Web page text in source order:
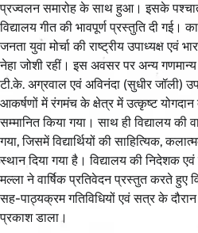
प्रज्वलन समारोह के साथ हुआ। इसके पश्चात
विद्यालय गीत की भावपूर्ण प्रस्तुति दी गई।
जनता युवा मोर्चा की राष्ट्रीय उपाध्यक्ष एवं
नेहा जोशी रहीं। इस अवसर पर अन्य
टी.के. अग्रवाल एवं अविनंदा (सुधीर जॉली)
आकर्षणों में रंगमंच के क्षेत्र में उत्कृष्ट योगदान
सम्मानित किया गया। साथ ही विद्यालय की
गया, जिसमें विद्यार्थियों की साहित्यिक,
स्थान दिया गया है। विद्यालय की निदेशक एवं
मल्ला ने वार्षिक प्रतिवेदन प्रस्तुत करते हुए
सह-पाठ्यक्रम गतिविधियों एवं सत्र के
प्रकाश डाला।